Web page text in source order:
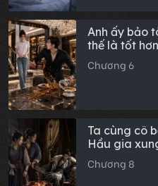
Anh ấy bảo
thế là tốt
Chương 6
Ta cùng cô
Hầu gia
Chương 8